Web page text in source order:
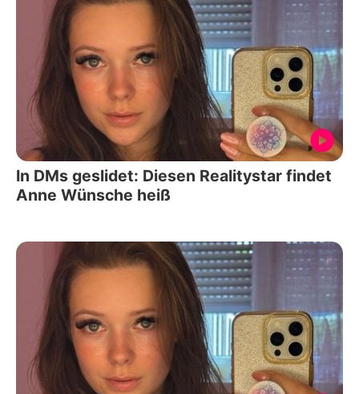
In DMs geslidet: Diesen Realitystar findet
Anne Wünsche heiß